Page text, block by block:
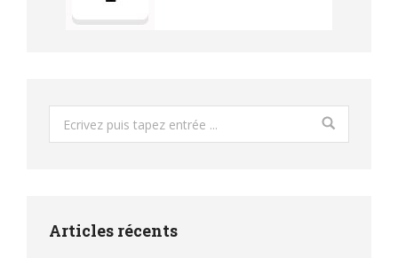
Search:
Articles récents